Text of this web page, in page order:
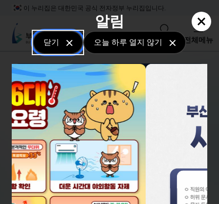
알림
닫기 오늘 하루 열지 않기
본문 바로가기
주메뉴 바로가기
하단메뉴 바로가기
이 누리집은 대한민국 공식 전자정부 누리집입니다.
부산기술창업투자원
검색 전체메뉴